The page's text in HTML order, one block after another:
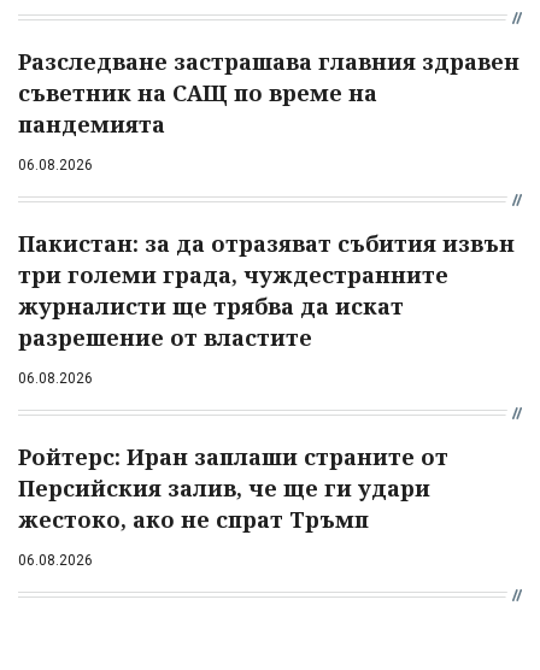
Разследване застрашава главния здравен
съветник на САЩ по време на
пандемията
06.08.2026
Пакистан: за да отразяват събития извън
три големи града, чуждестранните
журналисти ще трябва да искат
разрешение от властите
06.08.2026
Ройтерс: Иран заплаши страните от
Персийския залив, че ще ги удари
жестоко, ако не спрат Тръмп
06.08.2026